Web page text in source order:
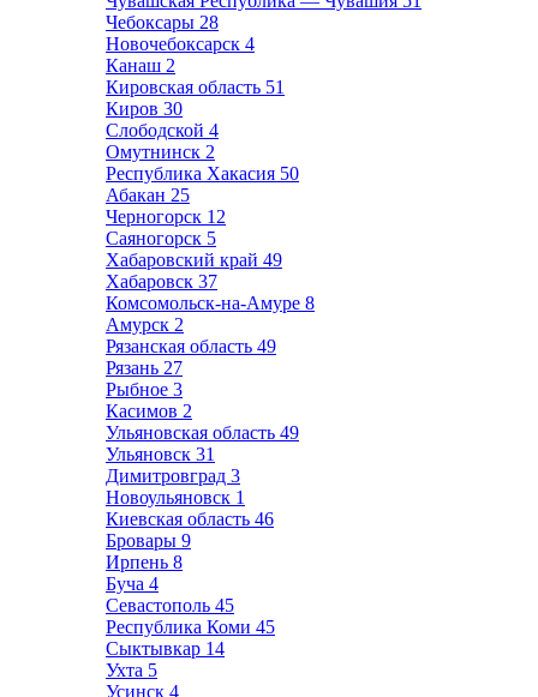
Чебоксары 28
Новочебоксарск 4
Канаш 2
Кировская область 51
Киров 30
Слободской 4
Омутнинск 2
Республика Хакасия 50
Абакан 25
Черногорск 12
Саяногорск 5
Хабаровский край 49
Хабаровск 37
Комсомольск-на-Амуре 8
Амурск 2
Рязанская область 49
Рязань 27
Рыбное 3
Касимов 2
Ульяновская область 49
Ульяновск 31
Димитровград 3
Новоульяновск 1
Киевская область 46
Бровары 9
Ирпень 8
Буча 4
Севастополь 45
Республика Коми 45
Сыктывкар 14
Ухта 5
Усинск 4